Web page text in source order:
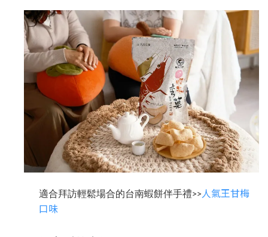
適合拜訪輕鬆場合的台南蝦餅伴手禮>>人氣王甘梅
口味